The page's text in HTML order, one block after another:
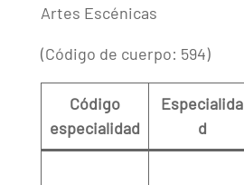
Artes Escénicas
(Código de cuerpo: 594)
Código
especialidad
Especialida
d